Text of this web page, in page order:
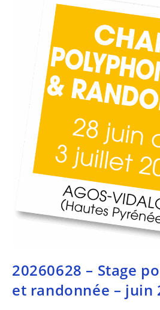
20260628 – Stage
et randonnée – juin